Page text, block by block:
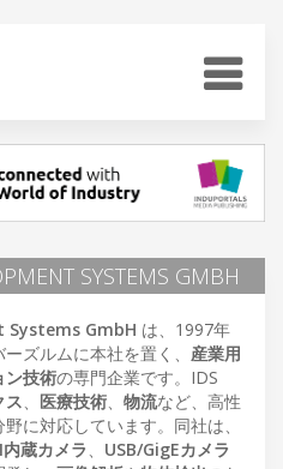
SYSTEMS GMBH
Systems GmbH は、1997年
ズルムに本社を置く、 産業用
ン技術の専門企業です。IDS
ス、 医療技術、 物流など、高性
に対応しています。同社は、
蔵カメラ、 USB/GigEカメラ